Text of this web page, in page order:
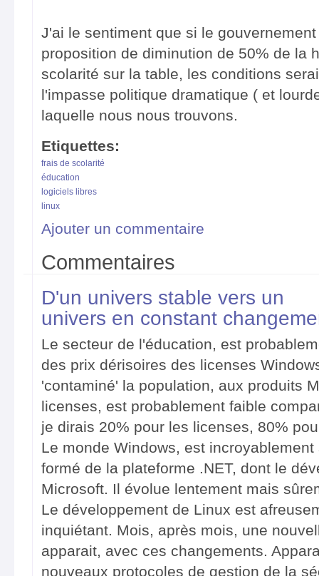
J'ai le sentiment que si le
proposition de diminution de 50% de la
scolarité sur la table, les conditions
l'impasse politique dramatique ( et
laquelle nous nous trouvons.
Etiquettes:
frais de scolarité
éducation
logiciels libres
linux
Ajouter un commentaire
Commentaires
D'un univers stable vers un
univers en constant
Le secteur de l'éducation, est
des prix dérisoires des licenses
'contaminé' la population, aux produits
licenses, est probablement faible
je dirais 20% pour les licenses, 80%
Le monde Windows, est
formé de la plateforme .NET, dont le
Microsoft. Il évolue lentement mais
Le développement de Linux est
inquiétant. Mois, après mois, une
apparait, avec ces changements.
nouveaux protocoles de gestion de la